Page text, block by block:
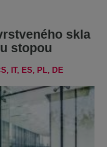
skla
stopou
IT ES PL DE